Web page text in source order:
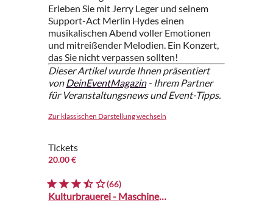
Erleben Sie mit Jerry Leger und seinem
Support-Act Merlin Hydes einen
musikalischen Abend voller Emotionen
und mitreißender Melodien. Ein Konzert,
das Sie nicht verpassen sollten!
Dieser Artikel wurde Ihnen präsentiert
vonDeinEventMagazin- Ihrem Partner
für Veranstaltungsnews und Event-Tipps.
Zur klassischen Darstellung wechseln
Tickets
20.00 €
(66)
Kulturbrauerei - Maschinenhaus